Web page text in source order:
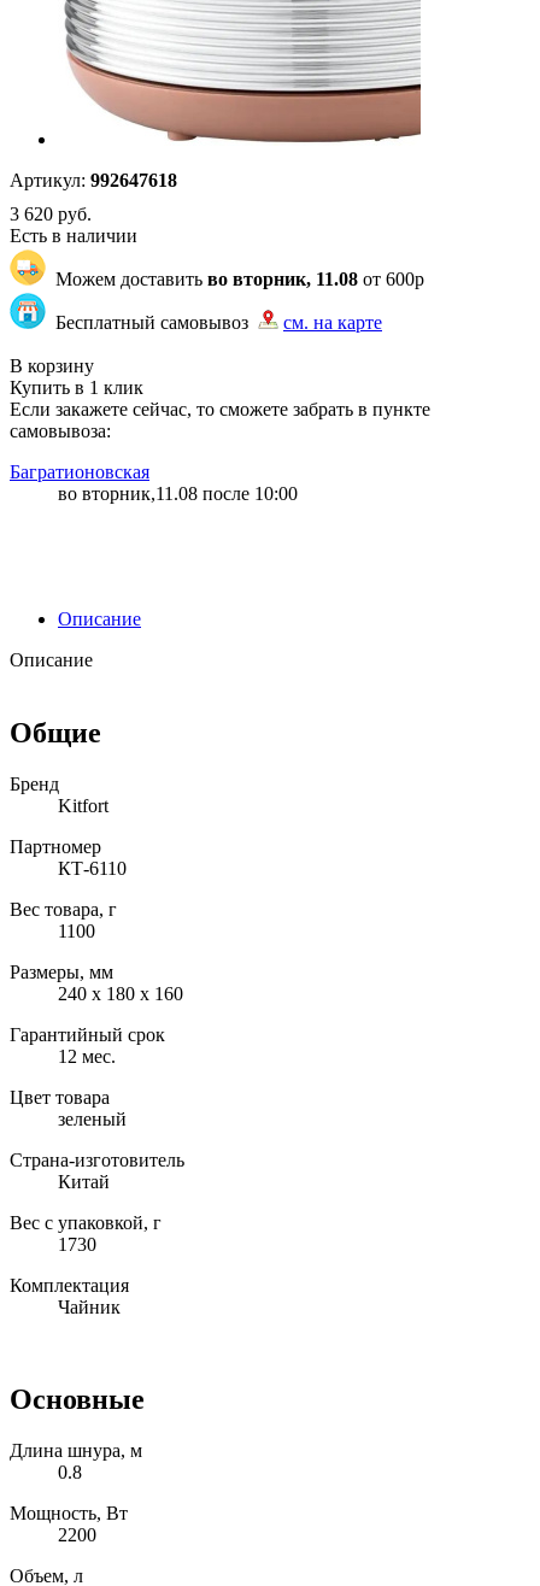
Артикул: 992647618
3 620 руб.
Есть в наличии
Можем доставить во вторник, 11.08 от 600р
Бесплатный самовывоз
см. на карте
В корзину
Купить в 1 клик
Если закажете сейчас, то сможете забрать в пункте
самовывоза:
Багратионовская
во вторник,11.08 после 10:00
Описание
Описание
Общие
Бренд
Kitfort
Партномер
КТ-6110
Вес товара, г
1100
Размеры, мм
240 х 180 х 160
Гарантийный срок
12 мес.
Цвет товара
зеленый
Страна-изготовитель
Китай
Вес с упаковкой, г
1730
Комплектация
Чайник
Основные
Длина шнура, м
0.8
Мощность, Вт
2200
Объем, л